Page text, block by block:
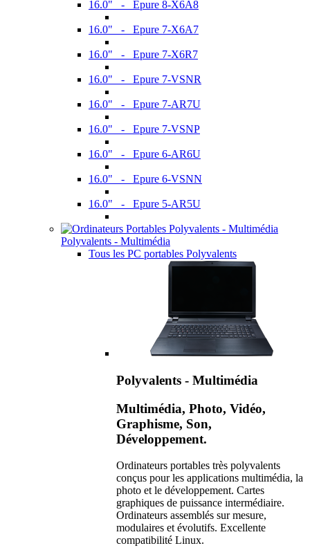
16.0" - Epure 8-X6A8
16.0" - Epure 7-X6A7
16.0" - Epure 7-X6R7
16.0" - Epure 7-VSNR
16.0" - Epure 7-AR7U
16.0" - Epure 7-VSNP
16.0" - Epure 6-AR6U
16.0" - Epure 6-VSNN
16.0" - Epure 5-AR5U
Polyvalents - Multimédia
Tous les PC portables Polyvalents
Polyvalents - Multimédia
Multimédia, Photo, Vidéo,
Graphisme, Son,
Développement.
Ordinateurs portables très polyvalents
conçus pour les applications multimédia, la
photo et le développement. Cartes
graphiques de puissance intermédiaire.
Ordinateurs assemblés sur mesure,
modulaires et évolutifs. Excellente
compatibilité Linux.